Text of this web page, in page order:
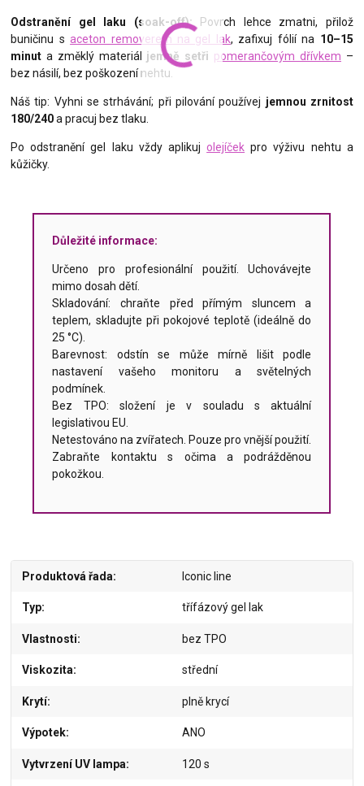
Odstranění gel laku (soak-off):Povrch lehce zmatni, přilož
buničinu saceton removerem na gel lak, zafixuj fólií na 10–15
minut a změklý materiál jemně setři pomerančovým dřívkem –
bez násilí, bez poškození nehtu.
Náš tip: Vyhni se strhávání; při pilování používej jemnou zrnitost
180/240a pracuj bez tlaku.
Po odstranění gel laku vždy aplikujolejíček pro výživu nehtu a
kůžičky.
Důležité informace:
Určeno pro profesionální použití. Uchovávejte
mimo dosah dětí.
Skladování: chraňte před přímým sluncem a
teplem, skladujte při pokojové teplotě (ideálně do
25 °C).
Barevnost: odstín se může mírně lišit podle
nastavení vašeho monitoru a světelných
podmínek.
Bez TPO: složení je v souladu s aktuální
legislativou EU.
Netestováno na zvířatech. Pouze pro vnější použití.
Zabraňte kontaktu s očima a podrážděnou
pokožkou.
Produktová řada Iconic line
Typ třífázový gel lak
Vlastnosti bez TPO
Viskozita střední
Krytí plně krycí
Výpotek ANO
Vytvrzení UV lampa 120 s